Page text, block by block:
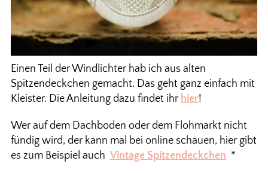
Einen Teil der Windlichter hab ich aus alten
Spitzendeckchen gemacht. Das geht ganz einfach mit
Kleister. Die Anleitung dazu findet ihr hier!
Wer auf dem Dachboden oder dem Flohmarkt nicht
fündig wird, der kann mal bei online schauen, hier gibt
es zum Beispiel auch Vintage Spitzendeckchen *